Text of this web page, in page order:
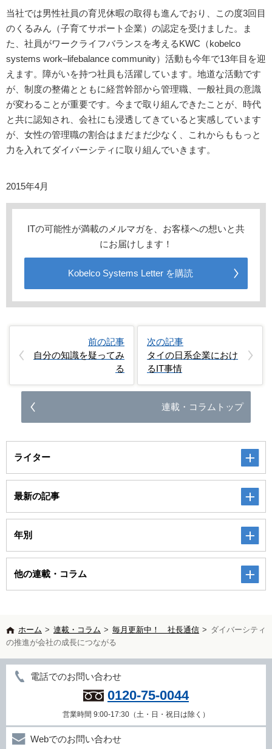
当社では男性社員の育児休暇の取得も進んでおり、この度3回目
のくるみん（子育てサポート企業）の認定を受けました。ま
た、社員がワークライフバランスを考えるKWC（kobelco
systems work–lifebalance community）活動も今年で13年目を迎
えます。障がいを持つ社員も活躍しています。地道な活動です
が、制度の整備とともに経営幹部から管理職、一般社員の意識
が変わることが重要です。今まで取り組んできたことが、時代
と共に認知され、会社にも浸透してきていると実感しています
が、女性の管理職の割合はまだまだ少なく、これからももっと
力を入れてダイバーシティに取り組んでいきます。
2015年4月
ITの可能性が満載のメルマガを、お客様への想いと共
にお届けします！
Kobelco Systems Letter を購読
前の記事
自分の知識を疑ってみ
る
次の記事
タイの日系企業におけ
るIT事情
連載・コラムトップ
ライター
最新の記事
年別
他の連載・コラム
ホーム > 連載・コラム > 毎月更新中！ 社長通信 > ダイバーシティ
の推進が会社の成長につながる
電話でのお問い合わせ
0120-75-0044
営業時間 9:00-17:30（土・日・祝日は除く）
Webでのお問い合わせ